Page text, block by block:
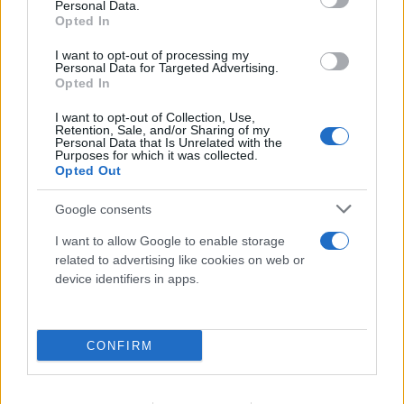
Personal Data.
Opted In
I want to opt-out of processing my
Personal Data for Targeted Advertising.
Opted In
I want to opt-out of Collection, Use,
Retention, Sale, and/or Sharing of my
Personal Data that Is Unrelated with the
Purposes for which it was collected.
Opted Out
Google consents
I want to allow Google to enable storage
related to advertising like cookies on web or
device identifiers in apps.
CONFIRM
Το νέο «αμερικανικό όνειρο»: Γιατί τα